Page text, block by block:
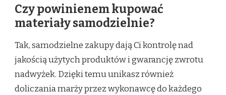
Czy powinienem kupować
materiały samodzielnie?
Tak, samodzielne zakupy dają Ci kontrolę nad
jakością użytych produktów i gwarancję zwrotu
nadwyżek. Dzięki temu unikasz również
doliczania marży przez wykonawcę do każdego